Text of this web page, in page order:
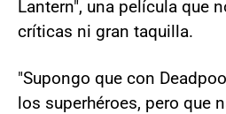
Lantern", una película que
críticas ni gran taquilla.
"Supongo que con
los superhéroes, pero que